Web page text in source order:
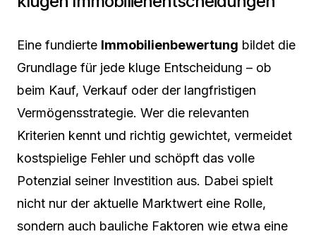
Eine fundierte Immobilienbewertung bildet die
Grundlage für jede kluge Entscheidung – ob
beim Kauf, Verkauf oder der langfristigen
Vermögensstrategie. Wer die relevanten
Kriterien kennt und richtig gewichtet, vermeidet
kostspielige Fehler und schöpft das volle
Potenzial seiner Investition aus. Dabei spielt
nicht nur der aktuelle Marktwert eine Rolle,
sondern auch bauliche Faktoren wie etwa eine